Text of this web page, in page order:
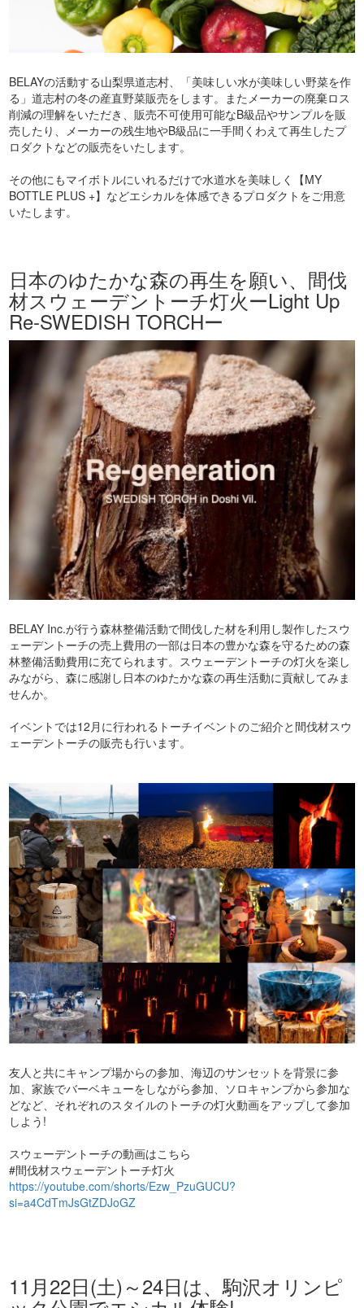
BELAYの活動する山梨県道志村、「美味しい水が美味しい野菜を作
る」道志村の冬の産直野菜販売をします。またメーカーの廃棄ロス
削減の理解をいただき、販売不可使用可能なB級品やサンプルを販
売したり、メーカーの残生地やB級品に一手間くわえて再生したプ
ロダクトなどの販売をいたします。
その他にもマイボトルにいれるだけで水道水を美味しく【MY
BOTTLE PLUS +】などエシカルを体感できるプロダクトをご用意
いたします。
日本のゆたかな森の再生を願い、間伐
材スウェーデントーチ灯火ーLight Up
Re-SWEDISH TORCHー
BELAY Inc.が行う森林整備活動で間伐した材を利用し製作したスウ
ェーデントーチの売上費用の一部は日本の豊かな森を守るための森
林整備活動費用に充てられます。スウェーデントーチの灯火を楽し
みながら、森に感謝し日本のゆたかな森の再生活動に貢献してみま
せんか。
イベントでは12月に行われるトーチイベントのご紹介と間伐材スウ
ェーデントーチの販売も行います。
友人と共にキャンプ場からの参加、海辺のサンセットを背景に参
加、家族でバーベキューをしながら参加、ソロキャンプから参加な
どなど、それぞれのスタイルのトーチの灯火動画をアップして参加
しよう!
スウェーデントーチの動画はこちら
#間伐材スウェーデントーチ灯火
https://youtube.com/shorts/Ezw_PzuGUCU?
si=a4CdTmJsGtZDJoGZ
11月22日(土)～24日は、駒沢オリンピ